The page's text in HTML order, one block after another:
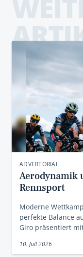
ADVERTORIAL
Aerodynamik
Rennsport
Moderne
perfekte Balance
Giro präsentiert
10. Juli 2026